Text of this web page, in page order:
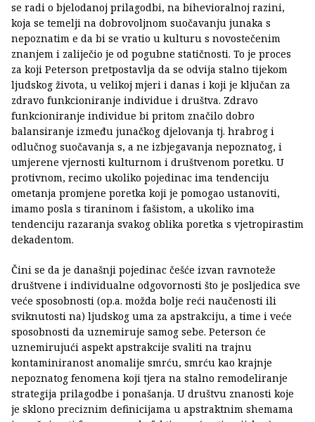
se radi o bjelodanoj prilagodbi, na bihevioralnoj razini,
koja se temelji na dobrovoljnom suočavanju junaka s
nepoznatim e da bi se vratio u kulturu s novostečenim
znanjem i zaliječio je od pogubne statičnosti. To je proces
za koji Peterson pretpostavlja da se odvija stalno tijekom
ljudskog života, u velikoj mjeri i danas i koji je ključan za
zdravo funkcioniranje individue i društva. Zdravo
funkcioniranje individue bi pritom značilo dobro
balansiranje između junačkog djelovanja tj. hrabrog i
odlučnog suočavanja s, a ne izbjegavanja nepoznatog, i
umjerene vjernosti kulturnom i društvenom poretku. U
protivnom, recimo ukoliko pojedinac ima tendenciju
ometanja promjene poretka koji je pomogao ustanoviti,
imamo posla s tiraninom i fašistom, a ukoliko ima
tendenciju razaranja svakog oblika poretka s vjetropirastim
dekadentom.
Čini se da je današnji pojedinac češće izvan ravnoteže
društvene i individualne odgovornosti što je posljedica sve
veće sposobnosti (op.a. možda bolje reći naučenosti ili
sviknutosti na) ljudskog uma za apstrakciju, a time i veće
sposobnosti da uznemiruje samog sebe. Peterson će
uznemirujući aspekt apstrakcije svaliti na trajnu
kontaminiranost anomalije smrću, smrću kao krajnje
nepoznatog fenomena koji tjera na stalno remodeliranje
strategija prilagodbe i ponašanja. U društvu znanosti koje
je sklono preciznim definicijama u apstraktnim shemama